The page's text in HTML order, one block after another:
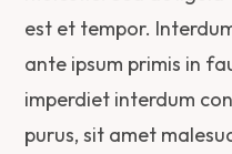
est et tempor.
ante ipsum primis in
imperdiet interdum
purus, sit amet